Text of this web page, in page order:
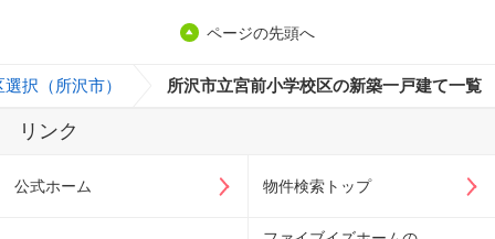
ページの先頭へ
選択（所沢市） 所沢市立宮前小学校区の新築一戸建て一覧
リンク
公式ホーム 物件検索トップ